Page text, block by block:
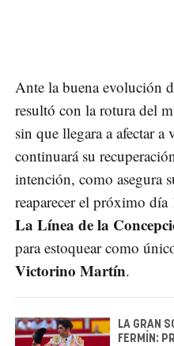
Ante la buena evolución
resultó con la rotura del
sin que llegara a afectar a
continuará su
intención, como asegura
reaparecer el próximo día
La Línea de la
para estoquear como
Victorino Martín.
LA GRAN
FERMÍN: